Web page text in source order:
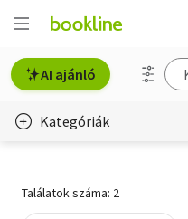
AI ajánló
Kategóriák
Találatok száma: 2